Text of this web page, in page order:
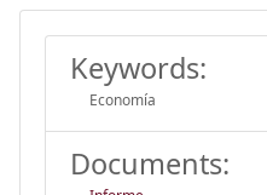
Keywords:
Economía
Documents: